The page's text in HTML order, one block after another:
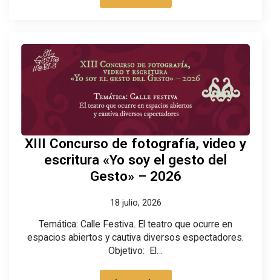
XIII Concurso de fotografía, video y
escritura «Yo soy el gesto del
Gesto» – 2026
18 julio, 2026
Temática: Calle Festiva. El teatro que ocurre en
espacios abiertos y cautiva diversos espectadores.
Objetivo: El…